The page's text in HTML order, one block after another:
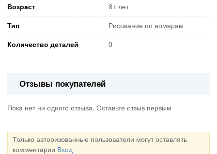
Возраст 8+ лет
Тип Рисование по номерам
Количество деталей 0
Отзывы покупателей
Пока нет ни одного отзыва. Оставьте отзыв первым
Только авторизованные пользователи могут оставлять
комментарии Вход